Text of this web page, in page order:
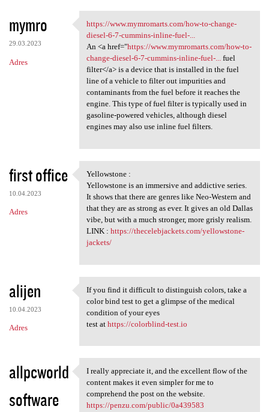
mymro
29.03.2023
Adres
https://www.mymromarts.com
https://www.mymromarts.com/how-to-change-
diesel-6-7-cummins-inline-fuel-...
An <a href="https://www.mymromarts.com/how-to-
change-diesel-6-7-cummins-inline-fuel-...fuel
filter</a> is a device that is installed in the fuel
line of a vehicle to filter out impurities and
contaminants from the fuel before it reaches the
engine. This type of fuel filter is typically used in
gasoline-powered vehicles, although diesel
engines may also use inline fuel filters.
first office
10.04.2023
Adres
Yellowstone :
Yellowstone :
Yellowstone is an immersive and addictive series.
It shows that there are genres like Neo-Western and
that they are as strong as ever. It gives an old Dallas
vibe, but with a much stronger, more grisly realism.
LINK : https://thecelebjackets.com/yellowstone-
jackets/
alijen
10.04.2023
Adres
If you find it difficult to
If you find it difficult to distinguish colors, take a
color bind test to get a glimpse of the medical
condition of your eyes
test at https://colorblind-test.io
allpcworld
software
I really appreciate it, and
I really appreciate it, and the excellent flow of the
content makes it even simpler for me to
comprehend the post on the website.
https://penzu.com/public/0a439583